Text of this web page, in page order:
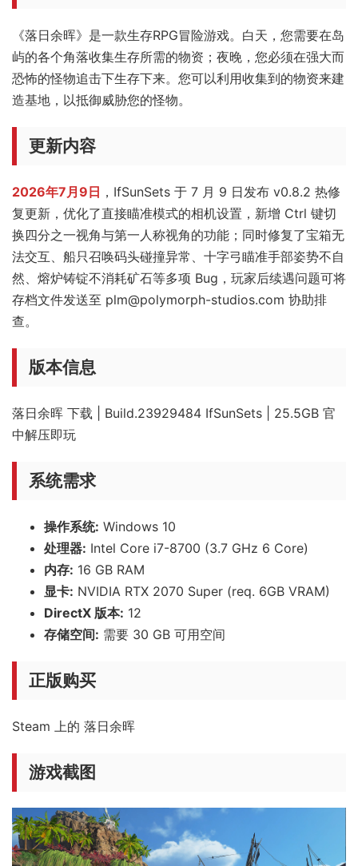
《落日余晖》是一款生存RPG冒险游戏。白天，您需要在岛
屿的各个角落收集生存所需的物资；夜晚，您必须在强大而
恐怖的怪物追击下生存下来。您可以利用收集到的物资来建
造基地，以抵御威胁您的怪物。
更新内容
2026年7月9日 ，IfSunSets 于 7 月 9 日发布 v0.8.2 热修
复更新，优化了直接瞄准模式的相机设置，新增 Ctrl 键切
换四分之一视角与第一人称视角的功能；同时修复了宝箱无
法交互、船只召唤码头碰撞异常、十字弓瞄准手部姿势不自
然、熔炉铸锭不消耗矿石等多项 Bug，玩家后续遇问题可将
存档文件发送至 plm@polymorph-studios.com 协助排
查。
版本信息
落日余晖 下载 | Build.23929484 IfSunSets | 25.5GB 官
中解压即玩
系统需求
操作系统: Windows 10
处理器: Intel Core i7-8700 (3.7 GHz 6 Core)
内存: 16 GB RAM
显卡: NVIDIA RTX 2070 Super (req. 6GB VRAM)
DirectX 版本: 12
存储空间: 需要 30 GB 可用空间
正版购买
Steam 上的 落日余晖
游戏截图